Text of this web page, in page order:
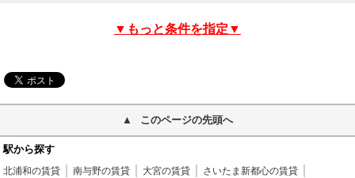
▼もっと条件を指定▼
このページの先頭へ
駅から探す
北浦和の賃貸 南与野の賃貸 大宮の賃貸
さいたま新都心の賃貸